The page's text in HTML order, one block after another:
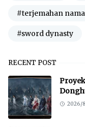
#terjemahan
#sword dynasty
RECENT POST
2026/